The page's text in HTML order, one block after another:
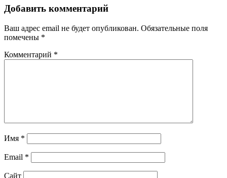
Добавить комментарий
Ваш адрес email не будет опубликован. Обязательные поля
помечены *
Комментарий *
Имя *
Email *
Сайт